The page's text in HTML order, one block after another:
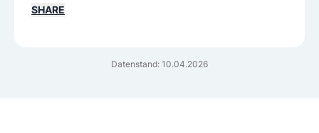
Datenstand: 10.04.2026
SHARE